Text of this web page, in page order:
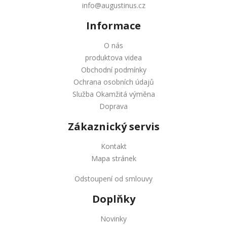
info@augustinus.cz
Informace
O nás
produktova videa
Obchodní podmínky
Ochrana osobních údajů
Služba Okamžitá výměna
Doprava
Zákaznický servis
Kontakt
Mapa stránek
Odstoupení od smlouvy
Doplňky
Novinky